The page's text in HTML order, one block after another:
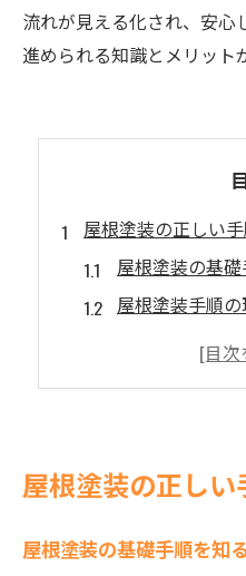
流れが見える化され、安心
進められる知識とメリット
屋根塗装の正しい
屋根塗装の基
屋根塗装手順
正しい屋根塗
屋根塗装を東
屋根塗装の正し
屋根塗装の基礎手順を知